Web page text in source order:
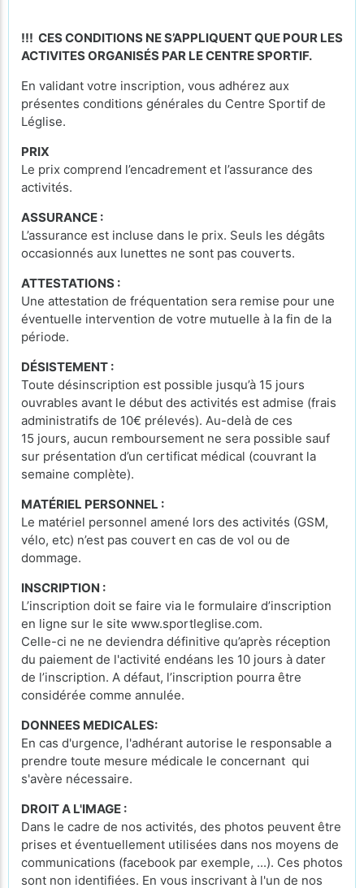
!!! CES CONDITIONS NE S’APPLIQUENT QUE POUR LES
ACTIVITES ORGANISÉS PAR LE CENTRE SPORTIF.
En validant votre inscription, vous adhérez aux
présentes conditions générales du Centre Sportif de
Léglise.
PRIX
Le prix comprend l’encadrement et l’assurance des
activités.
ASSURANCE :
L’assurance est incluse dans le prix. Seuls les dégâts
occasionnés aux lunettes ne sont pas couverts.
ATTESTATIONS :
Une attestation de fréquentation sera remise pour une
éventuelle intervention de votre mutuelle à la fin de la
période.
DÉSISTEMENT :
Toute désinscription est possible jusqu’à 15 jours
ouvrables avant le début des activités est admise (frais
administratifs de 10€ prélevés). Au-delà de ces
15 jours, aucun remboursement ne sera possible sauf
sur présentation d’un certificat médical (couvrant la
semaine complète).
MATÉRIEL PERSONNEL :
Le matériel personnel amené lors des activités (GSM,
vélo, etc) n’est pas couvert en cas de vol ou de
dommage.
INSCRIPTION :
L’inscription doit se faire via le formulaire d’inscription
en ligne sur le site www.sportleglise.com.
Celle-ci ne ne deviendra définitive qu’après réception
du paiement de l'activité endéans les 10 jours à dater
de l’inscription. A défaut, l’inscription pourra être
considérée comme annulée.
DONNEES MEDICALES:
En cas d'urgence, l'adhérant autorise le responsable a
prendre toute mesure médicale le concernant qui
s'avère nécessaire.
DROIT A L'IMAGE :
Dans le cadre de nos activités, des photos peuvent être
prises et éventuellement utilisées dans nos moyens de
communications (facebook par exemple, ...). Ces photos
sont non identifiées. En vous inscrivant à l'un de nos